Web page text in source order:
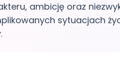
ambicję oraz
sytuacjach